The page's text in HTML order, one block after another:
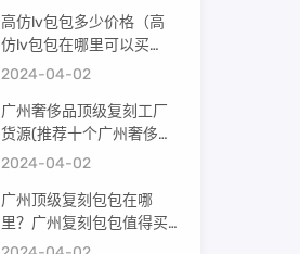
高仿lv包包多少价格（高
仿lv包包在哪里可以买
到）
2024-04-02
广州奢侈品顶级复刻工厂
货源(推荐十个广州奢侈品
购买渠道)
2024-04-02
广州顶级复刻包包在哪
里？广州复刻包包值得买
吗？